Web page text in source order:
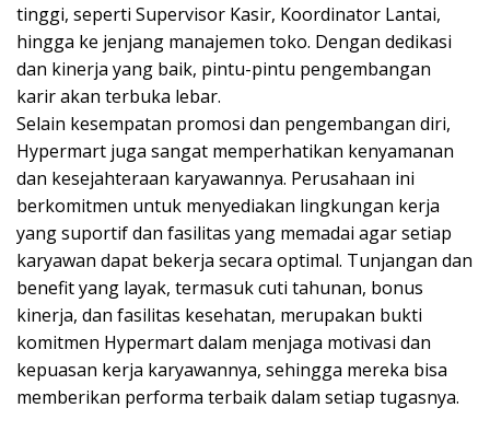
tinggi, seperti Supervisor Kasir, Koordinator Lantai,
hingga ke jenjang manajemen toko. Dengan dedikasi
dan kinerja yang baik, pintu-pintu pengembangan
karir akan terbuka lebar.
Selain kesempatan promosi dan pengembangan diri,
Hypermart juga sangat memperhatikan kenyamanan
dan kesejahteraan karyawannya. Perusahaan ini
berkomitmen untuk menyediakan lingkungan kerja
yang suportif dan fasilitas yang memadai agar setiap
karyawan dapat bekerja secara optimal. Tunjangan dan
benefit yang layak, termasuk cuti tahunan, bonus
kinerja, dan fasilitas kesehatan, merupakan bukti
komitmen Hypermart dalam menjaga motivasi dan
kepuasan kerja karyawannya, sehingga mereka bisa
memberikan performa terbaik dalam setiap tugasnya.